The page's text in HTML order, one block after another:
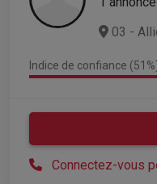
03 -
Indice de confiance
Connectez-vous